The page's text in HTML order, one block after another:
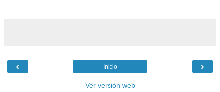
‹ ›
Inicio
Ver versión web